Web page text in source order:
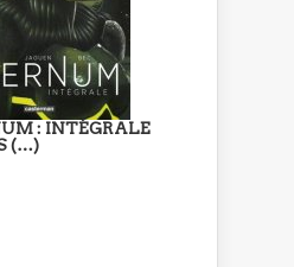
: INTÉGRALE
(…)